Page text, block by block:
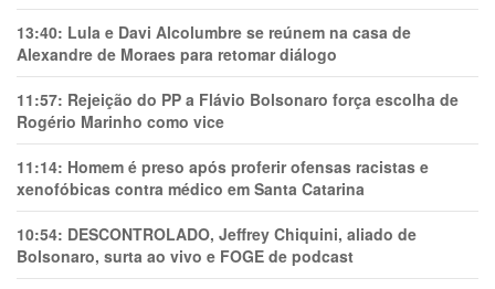
13:40: Lula e Davi Alcolumbre se reúnem na casa de
Alexandre de Moraes para retomar diálogo
11:57: Rejeição do PP a Flávio Bolsonaro força escolha de
Rogério Marinho como vice
11:14: Homem é preso após proferir ofensas racistas e
xenofóbicas contra médico em Santa Catarina
10:54: DESCONTROLADO, Jeffrey Chiquini, aliado de
Bolsonaro, surta ao vivo e FOGE de podcast